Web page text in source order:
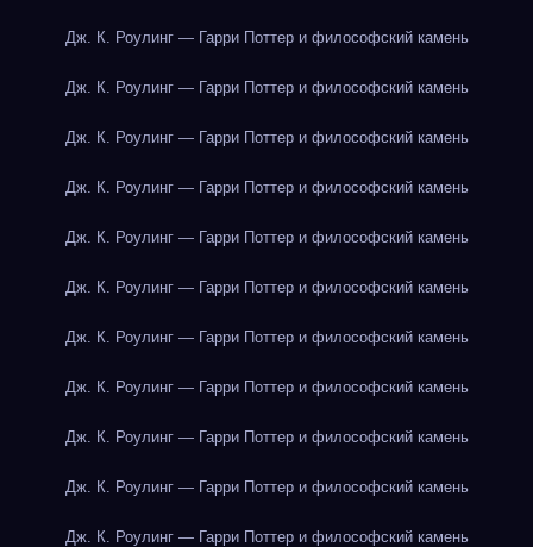
Дж. К. Роулинг — Гарри Поттер и философский камень
Дж. К. Роулинг — Гарри Поттер и философский камень
Дж. К. Роулинг — Гарри Поттер и философский камень
Дж. К. Роулинг — Гарри Поттер и философский камень
Дж. К. Роулинг — Гарри Поттер и философский камень
Дж. К. Роулинг — Гарри Поттер и философский камень
Дж. К. Роулинг — Гарри Поттер и философский камень
Дж. К. Роулинг — Гарри Поттер и философский камень
Дж. К. Роулинг — Гарри Поттер и философский камень
Дж. К. Роулинг — Гарри Поттер и философский камень
Дж. К. Роулинг — Гарри Поттер и философский камень